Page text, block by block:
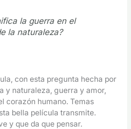
la guerra en el
la naturaleza?
con esta pregunta hecha por
y naturaleza, guerra y amor,
corazón humano. Temas
bella película transmite.
y que da que pensar.